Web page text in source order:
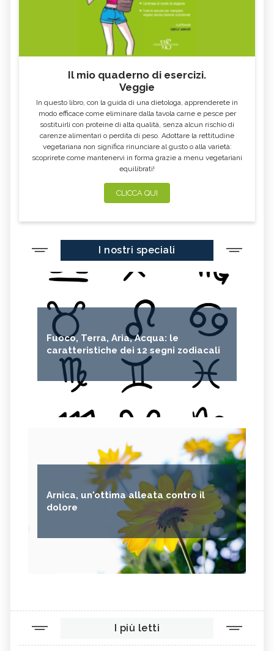
Il mio quaderno di esercizi.
Veggie
In questo libro, con la guida di una dietologa, apprenderete in
modo efficace come eliminare dalla tavola carne e pesce per
sostituirli con proteine di alta qualità, senza alcun rischio di
carenze alimentari o perdita di peso. Adottare la rettitudine
vegetariana non significa rinunciare al gusto o alla varietà:
scoprirete come mantenervi in forma grazie a menu vegetariani
equilibrati!
CLICCA QUI
I nostri speciali
Fuoco, Terra, Aria, Acqua: le
caratteristiche dei 12 segni zodiacali
Arnica, un'ottima alleata contro il
dolore
I più letti